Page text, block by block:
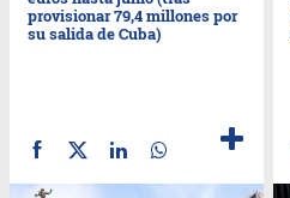
provisionar 79,4 millones por
su salida de Cuba)